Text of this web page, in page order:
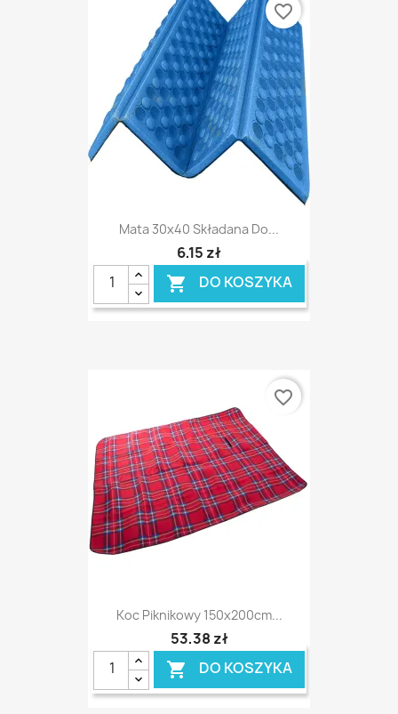
Mata 30x40 Składana Do...
6,15 zł
 DO KOSZYKA
favorite_border
Koc Piknikowy 150x200cm...
53,38 zł
 DO KOSZYKA
favorite_border